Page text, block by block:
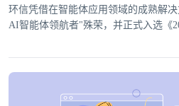
环信凭借在智能体应用领域的成熟解
AI智能体领航者"殊荣，并正式入选《